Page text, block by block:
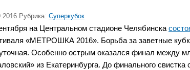
Рубрика: Суперкубок
на Центральном стадионе Челябинска
«МЕТРОШКА 2016». Борьба за заветные
Особенно острым оказался финал между
из Екатеринбурга. До финального